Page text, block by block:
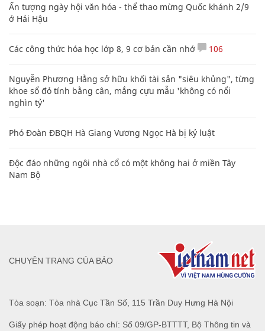
Ấn tượng ngày hội văn hóa - thể thao mừng Quốc khánh 2/9
ở Hải Hậu
Các công thức hóa học lớp 8, 9 cơ bản cần nhớ 106
Nguyễn Phương Hằng sở hữu khối tài sản "siêu khủng", từng
khoe sổ đỏ tính bằng cân, mắng cựu mẫu 'không có nổi
nghìn tỷ'
Phó Đoàn ĐBQH Hà Giang Vương Ngọc Hà bị kỷ luật
Độc đáo những ngôi nhà cổ có một không hai ở miền Tây
Nam Bộ
Tòa soạn: Tòa nhà Cục Tần Số, 115 Trần Duy Hưng Hà Nội
Giấy phép hoạt động báo chí: Số 09/GP-BTTTT, Bộ Thông tin và
CHUYÊN TRANG CỦA BÁO